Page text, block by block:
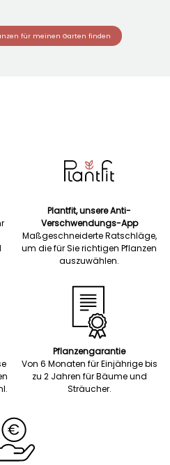
für meinen Garten finden
Plantfit, unsere Anti-
Verschwendungs-App
Maßgeschneiderte Ratschläge,
um die für Sie richtigen Pflanzen
auszuwählen.
Pflanzengarantie
Von 6 Monaten für Einjährige bis
zu 2 Jahren für Bäume und
Sträucher.